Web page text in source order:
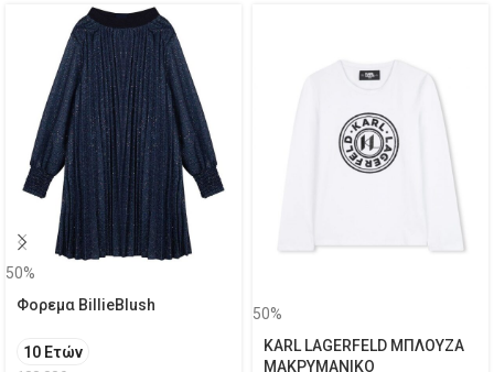
50%
Φορεμα BillieBlush
10 Ετών
50%
KARL LAGERFELD ΜΠΛΟΥΖΑ
ΜΑΚΡΥΜΑΝΙΚΟ